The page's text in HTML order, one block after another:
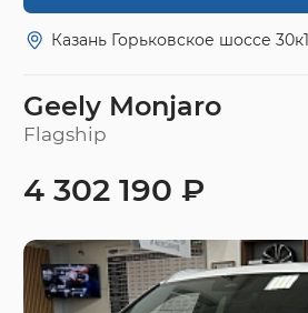
Казань Горьковское шоссе 30к1
Geely Monjaro
Flagship
4 302 190 ₽